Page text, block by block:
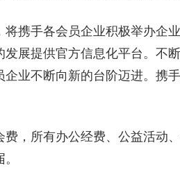
将携手各会员企业积极举办企
展提供官方信息化平台。不
企业不断向新的台阶迈进。携
，所有办公经费、公益活动